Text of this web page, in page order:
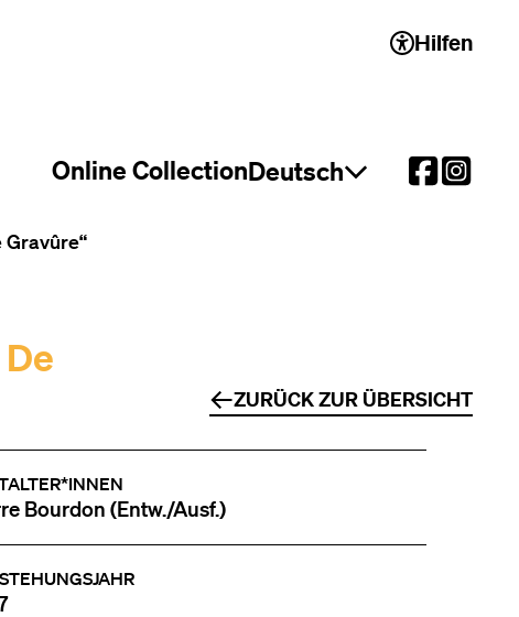
Hilfen
Online CollectionSprachauswahl öffnen
Deutsch
Gravûre“
ZURÜCK ZUR ÜBERSICHT
Bourdon (Entw./Ausf.)